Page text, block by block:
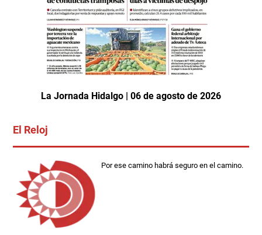
La Jornada Hidalgo | 06 de agosto de 2026
El Reloj
Por ese camino habrá seguro en el camino.